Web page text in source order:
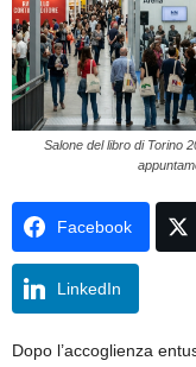
Salone del libro di Torino
Facebook
LinkedIn
Dopo l’accoglienza